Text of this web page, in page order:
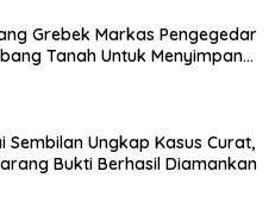
Grebek Markas Pengegedar
Tanah Untuk Menyimpan
Sembilan Ungkap Kasus Curat,
Bukti Berhasil Diamankan